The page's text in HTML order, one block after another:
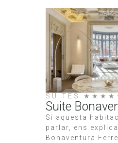
SUITES
Suite
Si aquesta
parlar, ens
Bonaventura